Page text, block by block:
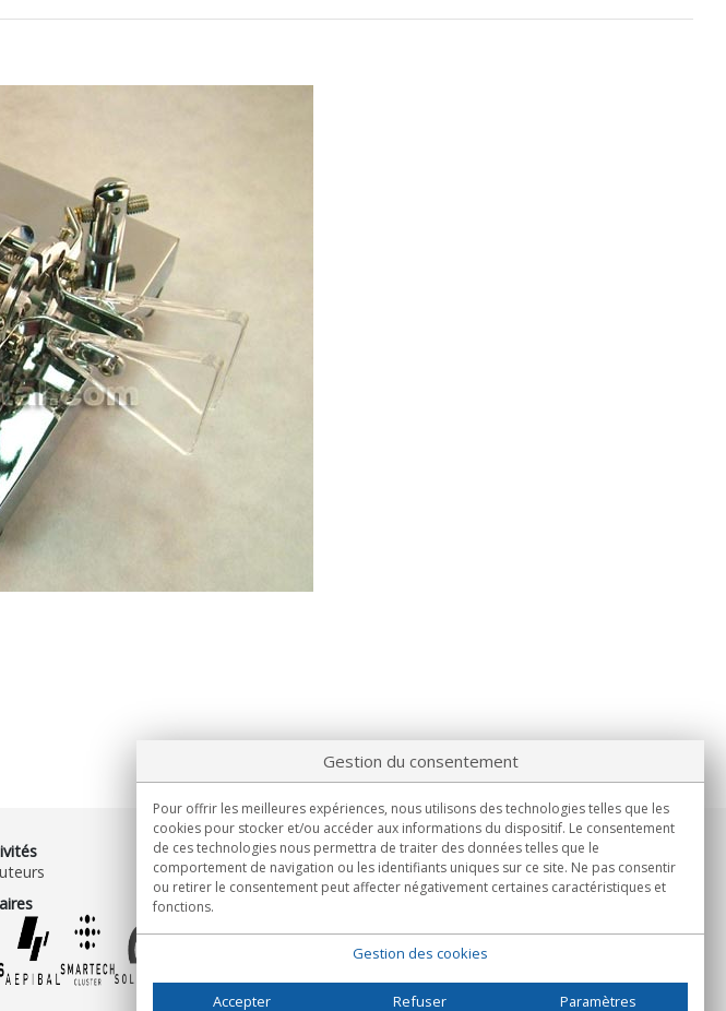
Informations
Lun.-Ven. 9h00 - 15h00.
Livraison en
Gestion du consentement
Pour offrir les meilleures expériences, nous utilisons des technologies telles que les
cookies pour stocker et/ou accéder aux informations du dispositif. Le consentement
de ces technologies nous permettra de traiter des données telles que le
comportement de navigation ou les identifiants uniques sur ce site. Ne pas consentir
ou retirer le consentement peut affecter négativement certaines caractéristiques et
fonctions.
Gestion des cookies
Accepter Refuser Paramètres